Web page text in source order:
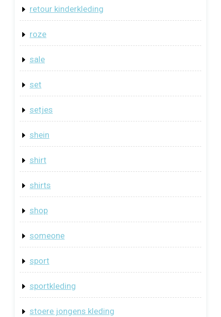
retour kinderkleding
roze
sale
set
setjes
shein
shirt
shirts
shop
someone
sport
sportkleding
stoere jongens kleding